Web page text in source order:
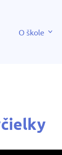
O škole